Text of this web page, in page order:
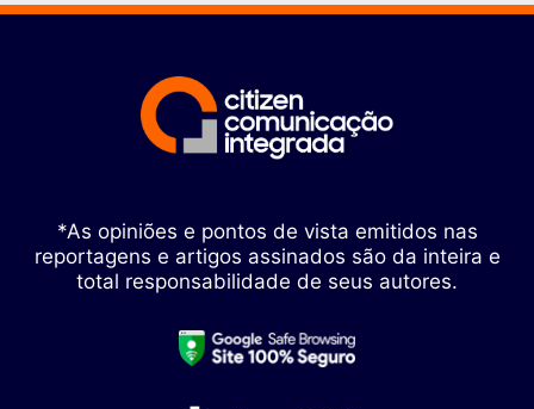
*As opiniões e pontos de vista emitidos nas
reportagens e artigos assinados são da inteira e
total responsabilidade de seus autores.